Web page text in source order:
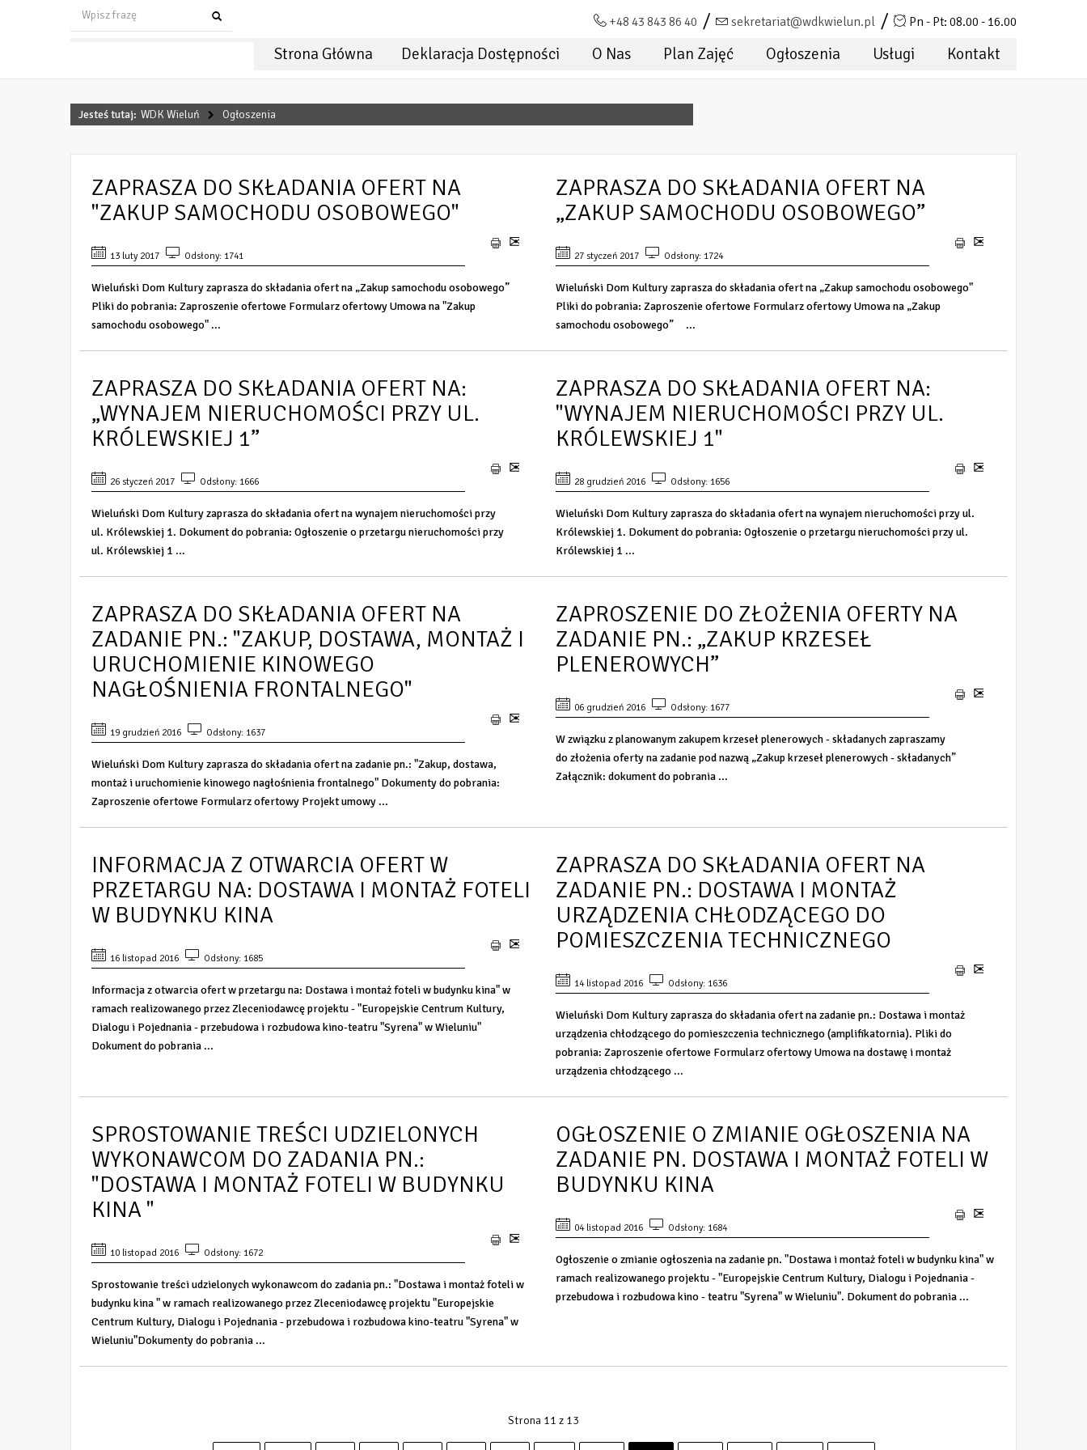
+48 43 843 86 40 sekretariat@wdkwielun.pl Pn - Pt: 08.00 - 16.00
Strona Główna Deklaracja Dostępności O Nas Plan Zajęć Ogłoszenia Usługi Kontakt
Jesteś tutaj: WDK Wieluń Ogłoszenia
ZAPRASZA DO SKŁADANIA OFERT NA
"ZAKUP SAMOCHODU OSOBOWEGO"
13 luty 2017 Odsłony: 1741
Wieluński Dom Kultury zaprasza do składania ofert na „Zakup samochodu osobowego”
Pliki do pobrania: Zaproszenie ofertowe Formularz ofertowy Umowa na "Zakup
samochodu osobowego" ...
ZAPRASZA DO SKŁADANIA OFERT NA
„ZAKUP SAMOCHODU OSOBOWEGO”
27 styczeń 2017 Odsłony: 1724
Wieluński Dom Kultury zaprasza do składania ofert na „Zakup samochodu osobowego"
Pliki do pobrania: Zaproszenie ofertowe Formularz ofertowy Umowa na „Zakup
samochodu osobowego” ...
ZAPRASZA DO SKŁADANIA OFERT NA:
„WYNAJEM NIERUCHOMOŚCI PRZY UL.
KRÓLEWSKIEJ 1”
26 styczeń 2017 Odsłony: 1666
Wieluński Dom Kultury zaprasza do składania ofert na wynajem nieruchomości przy
ul. Królewskiej 1. Dokument do pobrania: Ogłoszenie o przetargu nieruchomości przy
ul. Królewskiej 1 ...
ZAPRASZA DO SKŁADANIA OFERT NA:
"WYNAJEM NIERUCHOMOŚCI PRZY UL.
KRÓLEWSKIEJ 1"
28 grudzień 2016 Odsłony: 1656
Wieluński Dom Kultury zaprasza do składania ofert na wynajem nieruchomości przy ul.
Królewskiej 1. Dokument do pobrania: Ogłoszenie o przetargu nieruchomości przy ul.
Królewskiej 1 ...
ZAPRASZA DO SKŁADANIA OFERT NA
ZADANIE PN.: "ZAKUP, DOSTAWA, MONTAŻ I
URUCHOMIENIE KINOWEGO
NAGŁOŚNIENIA FRONTALNEGO"
19 grudzień 2016 Odsłony: 1637
Wieluński Dom Kultury zaprasza do składania ofert na zadanie pn.: "Zakup, dostawa,
montaż i uruchomienie kinowego nagłośnienia frontalnego" Dokumenty do pobrania:
Zaproszenie ofertowe Formularz ofertowy Projekt umowy ...
ZAPROSZENIE DO ZŁOŻENIA OFERTY NA
ZADANIE PN.: „ZAKUP KRZESEŁ
PLENEROWYCH”
06 grudzień 2016 Odsłony: 1677
W związku z planowanym zakupem krzeseł plenerowych - składanych zapraszamy
do złożenia oferty na zadanie pod nazwą „Zakup krzeseł plenerowych - składanych”
Załącznik: dokument do pobrania ...
INFORMACJA Z OTWARCIA OFERT W
PRZETARGU NA: DOSTAWA I MONTAŻ FOTELI
W BUDYNKU KINA
16 listopad 2016 Odsłony: 1685
Informacja z otwarcia ofert w przetargu na: Dostawa i montaż foteli w budynku kina" w
ramach realizowanego przez Zleceniodawcę projektu - "Europejskie Centrum Kultury,
Dialogu i Pojednania - przebudowa i rozbudowa kino-teatru "Syrena" w Wieluniu"
Dokument do pobrania ...
ZAPRASZA DO SKŁADANIA OFERT NA
ZADANIE PN.: DOSTAWA I MONTAŻ
URZĄDZENIA CHŁODZĄCEGO DO
POMIESZCZENIA TECHNICZNEGO
14 listopad 2016 Odsłony: 1636
Wieluński Dom Kultury zaprasza do składania ofert na zadanie pn.: Dostawa i montaż
urządzenia chłodzącego do pomieszczenia technicznego (amplifikatornia). Pliki do
pobrania: Zaproszenie ofertowe Formularz ofertowy Umowa na dostawę i montaż
urządzenia chłodzącego ...
SPROSTOWANIE TREŚCI UDZIELONYCH
WYKONAWCOM DO ZADANIA PN.:
"DOSTAWA I MONTAŻ FOTELI W BUDYNKU
KINA "
10 listopad 2016 Odsłony: 1672
Sprostowanie treści udzielonych wykonawcom do zadania pn.: "Dostawa i montaż foteli w
budynku kina " w ramach realizowanego przez Zleceniodawcę projektu "Europejskie
Centrum Kultury, Dialogu i Pojednania - przebudowa i rozbudowa kino-teatru "Syrena" w
Wieluniu"Dokumenty do pobrania ...
OGŁOSZENIE O ZMIANIE OGŁOSZENIA NA
ZADANIE PN. DOSTAWA I MONTAŻ FOTELI W
BUDYNKU KINA
04 listopad 2016 Odsłony: 1684
Ogłoszenie o zmianie ogłoszenia na zadanie pn. "Dostawa i montaż foteli w budynku kina" w
ramach realizowanego projektu - "Europejskie Centrum Kultury, Dialogu i Pojednania -
przebudowa i rozbudowa kino - teatru "Syrena" w Wieluniu". Dokument do pobrania ...
Strona 11 z 13